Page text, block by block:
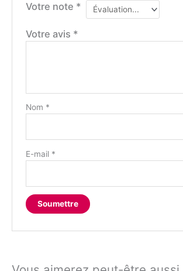
Votre note *
Votre avis *
Nom *
E-mail *